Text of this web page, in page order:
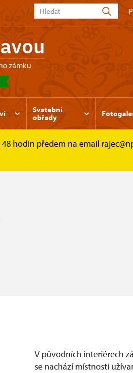
zámku
Svatební
obřady
hodin předem na email
V původních interiérech
se nachází místnosti